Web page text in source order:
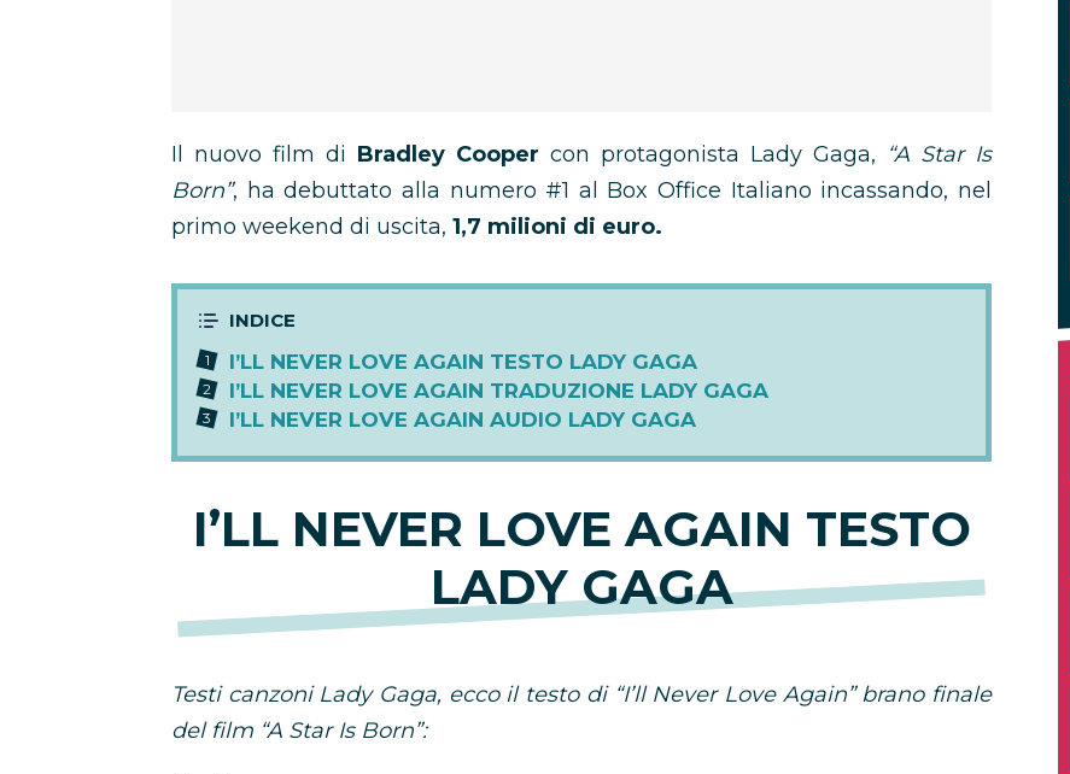
Il nuovo film di Bradley Cooper con protagonista Lady Gaga, “A Star Is
Born”, ha debuttato alla numero #1 al Box Office Italiano incassando, nel
primo weekend di uscita, 1,7 milioni di euro.
I’LL NEVER LOVE AGAIN TESTO LADY GAGA
I’LL NEVER LOVE AGAIN TRADUZIONE LADY GAGA
I’LL NEVER LOVE AGAIN AUDIO LADY GAGA
I’LL NEVER LOVE AGAIN TESTO
LADY GAGA
Testi canzoni Lady Gaga, ecco il testo di “I’ll Never Love Again” brano finale
del film “A Star Is Born”: